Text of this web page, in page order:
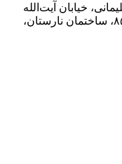
خیابان آیت‌الله
جلالی خمینی (آیت شمالی سابق)، پلاک ۸۵۶، ساختمان نارستان،